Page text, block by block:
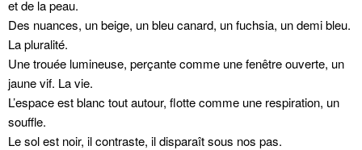
et de la peau.
Des nuances, un beige, un bleu canard, un fuchsia, un demi bleu.
La pluralité.
Une trouée lumineuse, perçante comme une fenêtre ouverte, un
jaune vif. La vie.
L’espace est blanc tout autour, flotte comme une respiration, un
souffle.
Le sol est noir, il contraste, il disparaît sous nos pas.